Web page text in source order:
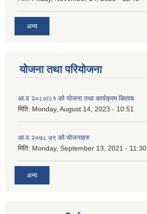
अन्य
योजना तथा परियोजना
आ.व २०८०/८१ को योजना तथा कार्यक्रम किताब
मिति: Monday, August 14, 2023 - 10:51
आ.व.२०७८ ७९ को योजनाहरु
मिति: Monday, September 13, 2021 - 11:30
अन्य